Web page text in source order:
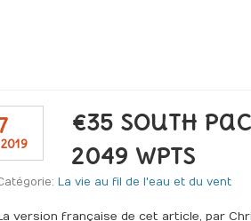
€35 South
2049 WPTS
La vie au fil de l'eau et du vent
version française de cet article, par